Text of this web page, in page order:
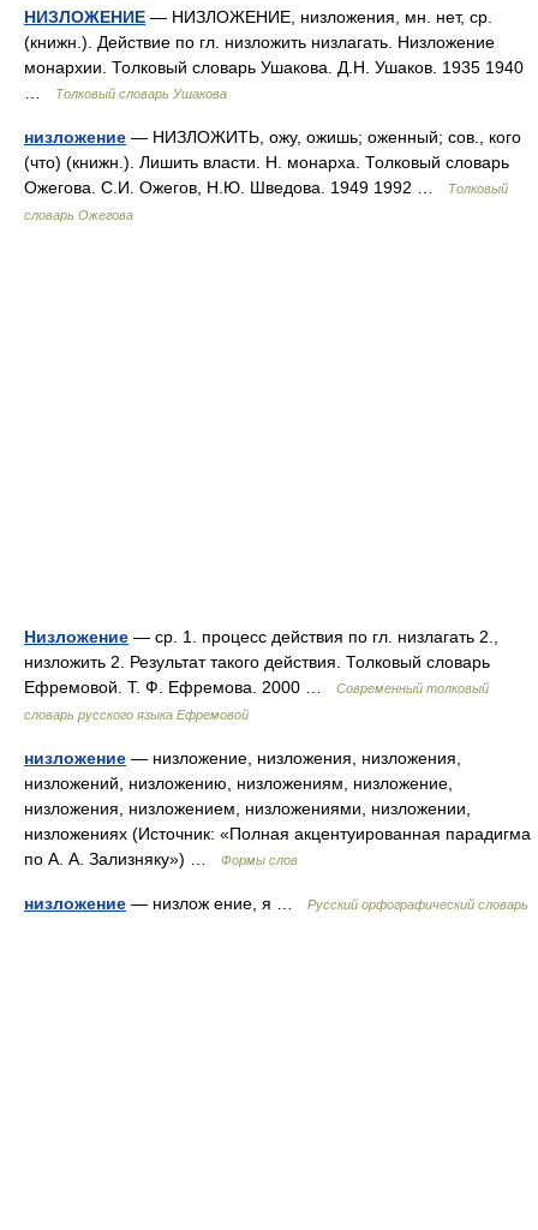
НИЗЛОЖЕНИЕ — НИЗЛОЖЕНИЕ, низложения, мн. нет, ср.
(книжн.). Действие по гл. низложить низлагать. Низложение
монархии. Толковый словарь Ушакова. Д.Н. Ушаков. 1935 1940
Толковый словарь Ушакова
низложение — НИЗЛОЖИТЬ, ожу, ожишь; оженный; сов., кого
(что) (книжн.). Лишить власти. Н. монарха. Толковый словарь
Ожегова. С.И. Ожегов, Н.Ю. Шведова. 1949 1992 …
Толковый
словарь Ожегова
Низложение — ср. 1. процесс действия по гл. низлагать 2.,
низложить 2. Результат такого действия. Толковый словарь
Ефремовой. Т. Ф. Ефремова. 2000 …
Современный толковый
словарь русского языка Ефремовой
низложение — низложение, низложения, низложения,
низложений, низложению, низложениям, низложение,
низложения, низложением, низложениями, низложении,
низложениях (Источник: «Полная акцентуированная парадигма
по А. А. Зализняку») …
Формы слов
низложение — низлож ение, я … Русский орфографический словарь